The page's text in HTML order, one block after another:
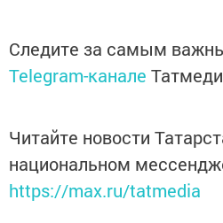
Следите за самым
Telegram-канале
Читайте новости
национальном
https://max.ru/tatmedia